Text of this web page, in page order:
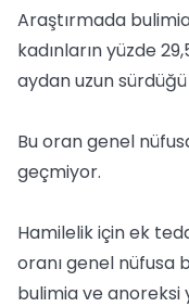
Araştırmada
kadınların yüzde
aydan uzun
Bu oran genel
geçmiyor.
Hamilelik için ek
oranı genel nüfusa
bulimia ve anoreksi